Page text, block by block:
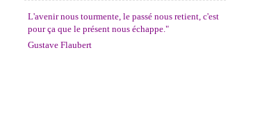
L'avenir nous tourmente, le passé nous retient, c'est
pour ça que le présent nous échappe."
Gustave Flaubert